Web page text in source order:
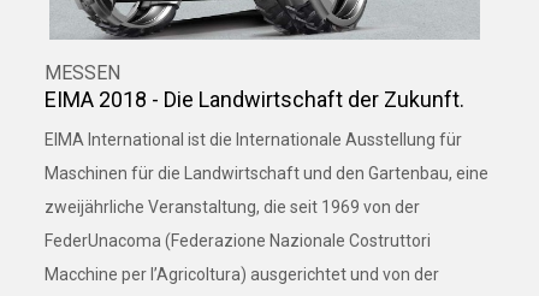
MESSEN
EIMA 2018 - Die Landwirtschaft der Zukunft.
EIMA International ist die Internationale Ausstellung für
Maschinen für die Landwirtschaft und den Gartenbau, eine
zweijährliche Veranstaltung, die seit 1969 von der
FederUnacoma (Federazione Nazionale Costruttori
Macchine per l’Agricoltura) ausgerichtet und von der